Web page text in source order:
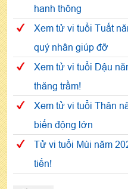
hanh thông
Xem tử vi tuổi Tuất
quý nhân giúp đỡ
Xem tử vi tuổi Dậu
thăng trầm!
Xem tử vi tuổi Thân
biến động lớn
Tử vi tuổi Mùi năm
tiến!